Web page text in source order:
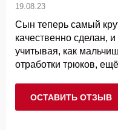
19.08.23
Сын теперь самый
качественно сделан,
учитывая, как
отработки трюков,
ОСТАВИТЬ ОТЗЫВ